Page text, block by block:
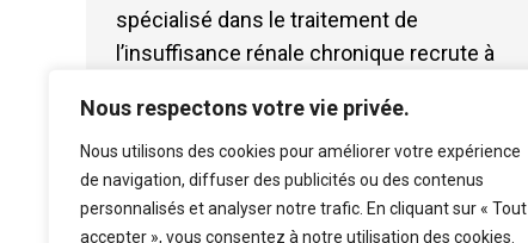
Nous respectons votre vie privée.
Nous utilisons des cookies pour améliorer votre expérience
de navigation, diffuser des publicités ou des contenus
personnalisés et analyser notre trafic. En cliquant sur « Tout
accepter », vous consentez à notre utilisation des cookies.
spécialisé dans le traitement de
l’insuffisance rénale chronique recrute à
un(e)…